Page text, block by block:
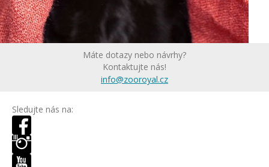
Máte dotazy nebo návrhy?
Kontaktujte nás!
info@zooroyal.cz
Sledujte nás na: